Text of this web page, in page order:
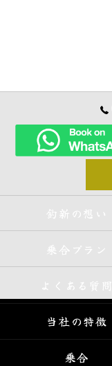
釣新の想い
乗合プラン
よくある質問
当社の特徴
乗合